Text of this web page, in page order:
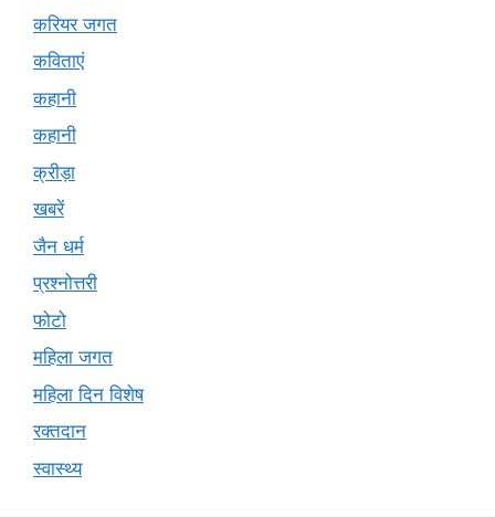
करियर जगत
कविताएं
कहानी
कहानी
क्रीड़ा
खबरें
जैन धर्म
प्रश्नोत्तरी
फोटो
महिला जगत
महिला दिन विशेष
रक्तदान
स्वास्थ्य